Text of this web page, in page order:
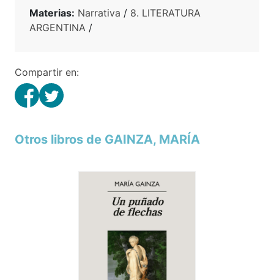
Materias: Narrativa / 8. LITERATURA
ARGENTINA /
Compartir en:
Otros libros de GAINZA, MARÍA